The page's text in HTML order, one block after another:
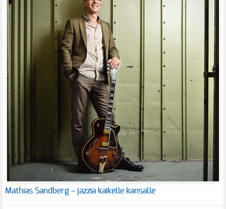
Mathias Sandberg – jazzia kaikelle kansalle